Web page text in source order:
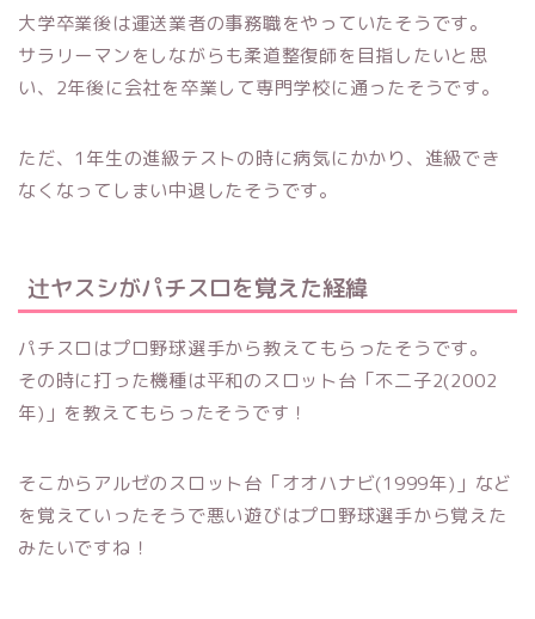
大学卒業後は運送業者の事務職をやっていたそうです。
サラリーマンをしながらも柔道整復師を目指したいと思
い、2年後に会社を卒業して専門学校に通ったそうです。
ただ、1年生の進級テストの時に病気にかかり、進級でき
なくなってしまい中退したそうです。
辻ヤスシがパチスロを覚えた経緯
パチスロはプロ野球選手から教えてもらったそうです。
その時に打った機種は平和のスロット台「不二子2(2002
年)」を教えてもらったそうです！
そこからアルゼのスロット台「オオハナビ(1999年)」など
を覚えていったそうで悪い遊びはプロ野球選手から覚えた
みたいですね！